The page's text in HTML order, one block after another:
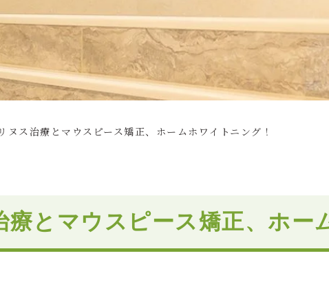
ヌス治療とマウスピース矯正、ホームホワイトニング！
とマウスピース矯正、ホー